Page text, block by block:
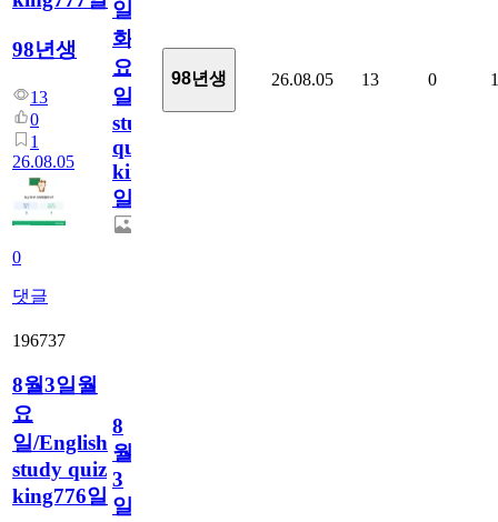
98년생
13
0
1
26.08.05
0
댓글
일
화
요
일/English
study
quiz
king777
일
98년생 26.08.05 13 0 1
196737
8월3일월
요
일/English
study quiz
king776일
8
월
3
일